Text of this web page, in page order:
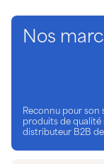
Nos
Reconnu pour son
produits de qualité
distributeur B2B